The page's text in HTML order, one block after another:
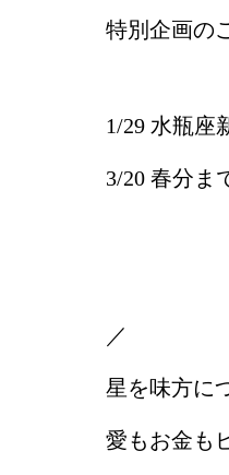
特別企画の
1/29 水瓶座
3/20 春分ま
／
星を味方に
愛もお金も